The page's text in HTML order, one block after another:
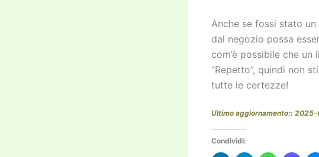
Anche se fossi stato
dal negozio possa
com’è possibile che
“Repetto”, quindi non
tutte le certezze!
Ultimo aggiornamento::
Condividi: